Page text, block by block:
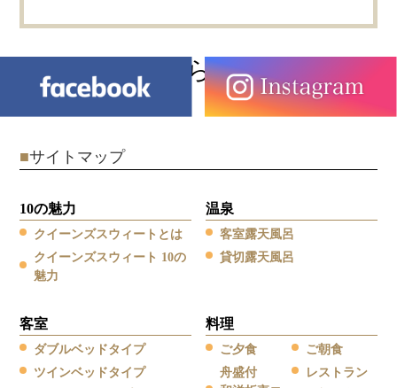
ら
■サイトマップ
10の魅力
クイーンズスウィートとは
クイーンズスウィート 10の
魅力
温泉
客室露天風呂
貸切露天風呂
客室
ダブルベッドタイプ
ツインベッドタイプ
料理
ご夕食
舟盛付
ご朝食
レストラン